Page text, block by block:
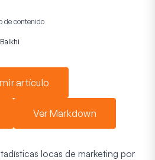
de contenido
artículo
Ver Markdown
locas de marketing por